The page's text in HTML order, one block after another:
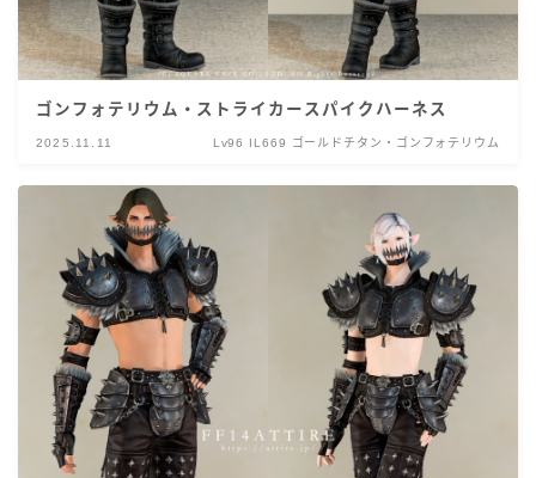
ゴンフォテリウム・ストライカースパイクハーネス
2025.11.11 Lv96 IL669 ゴールドチタン・ゴンフォテリウム